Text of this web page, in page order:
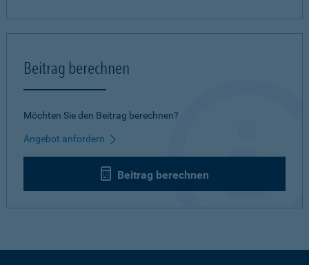
Beitrag berechnen
Möchten Sie den Beitrag berechnen?
Angebot anfordern
Beitrag berechnen